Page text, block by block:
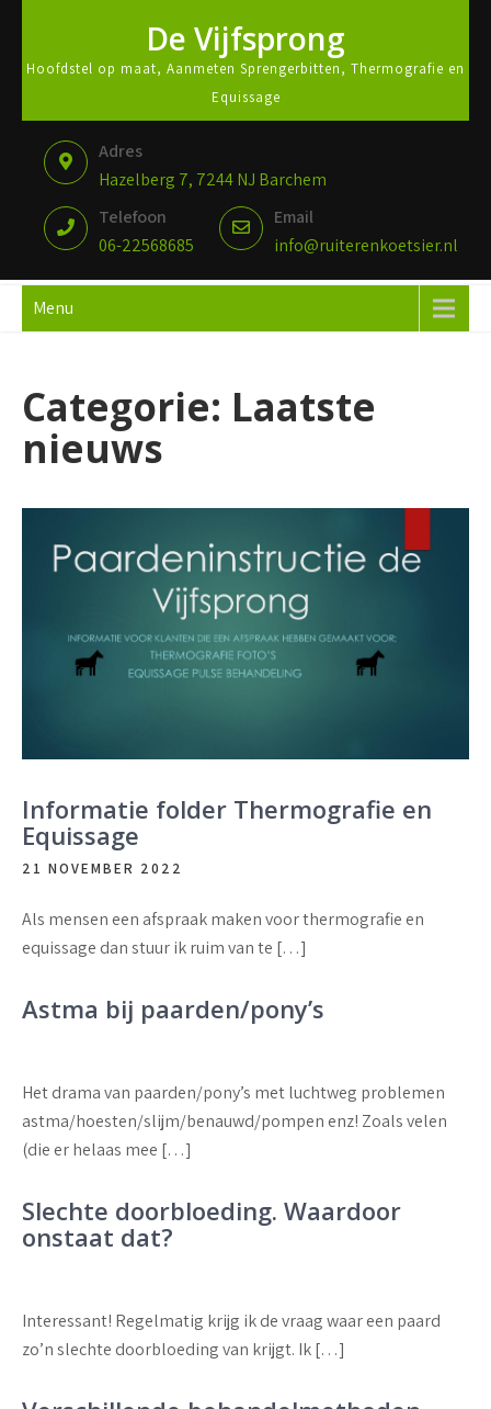
De Vijfsprong
Hoofdstel op maat, Aanmeten Sprengerbitten, Thermografie en
Equissage
Adres
Hazelberg 7, 7244 NJ Barchem
Telefoon
06-22568685
Email
info@ruiterenkoetsier.nl
Menu
Categorie: Laatste
nieuws
Informatie folder Thermografie en
Equissage
21 NOVEMBER 2022
Als mensen een afspraak maken voor thermografie en
equissage dan stuur ik ruim van te […]
Astma bij paarden/pony’s
Het drama van paarden/pony’s met luchtweg problemen
astma/hoesten/slijm/benauwd/pompen enz! Zoals velen
(die er helaas mee […]
Slechte doorbloeding. Waardoor
onstaat dat?
Interessant! Regelmatig krijg ik de vraag waar een paard
zo’n slechte doorbloeding van krijgt. Ik […]